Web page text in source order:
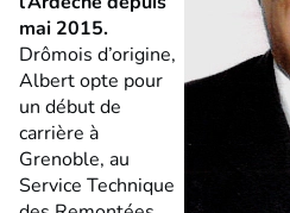
mai 2015.
Drômois d’origine,
Albert opte pour
un début de
carrière à
Grenoble, au
Service Technique